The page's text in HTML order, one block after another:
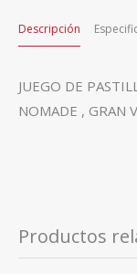
Descripción
JUEGO DE
NOMADE , GRAN
Productos